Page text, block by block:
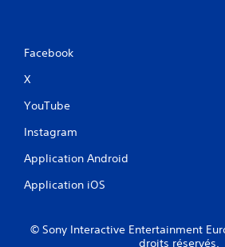
Facebook
X
YouTube
Instagram
Application Android
Application iOS
© Sony Interactive Entertainment
droits réservés.